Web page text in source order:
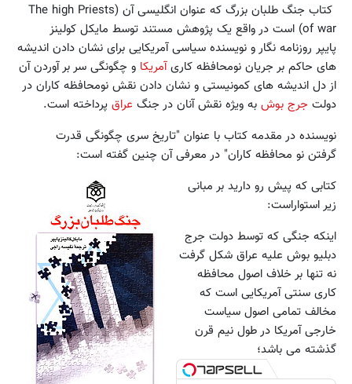
کتاب جنگ طلبان بزرگ که عنوان انگلیسی آن (The high Priests
of war) است در واقع یک پژوهش مستند توسط مایکل کولینز
پایپر روزنامه نگار و نویسنده سیاسی آمریکایی برای نشان دادن اندیشه
های حاکم بر جریان نومحافظه کاریآمریکا و چگونگی سر بر آوردن آن
از دل اندیشه های کمونیستی و نشان دادن نقش نومحافظه کاران در
دولت جرج بوش به ویژه نقش آنان در جنگ عراق پرداخته است.
نویسنده در مقدمه کتاب با عنوان "تاریخ سری چگونگی قدرت
گرفتن نو محافظه کاران" در معرفی آن چنین گفته است:
کتابی که پیش رو دارید بر مبانی
زیر استواراست:
اینکه جنگی که توسط دولت جرج
دبلیو بوش علیه عراق شکل گرفت
نه تنها بر خلاف اصول محافظه
کاری سنتی آمریکایی است که
مخالف تمامی اصول سیاست
خارجی آمریکا در طول نیم قرن
گذشته می باشد؛